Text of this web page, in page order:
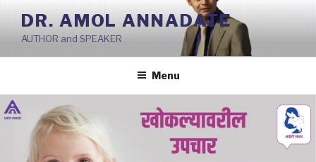
Skip
content
DR. AMOL ANNADATE
AUTHOR and SPEAKER
Menu